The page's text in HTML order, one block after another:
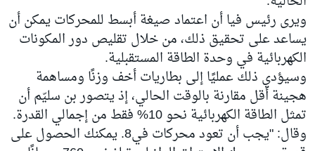
ويرى رئيس فيا أن اعتماد صيغة أبسط للمحركات يمكن أن
يساعد على تحقيق ذلك، من خلال تقليص دور المكونات
الكهربائية في وحدة الطاقة المستقبلية.
وسيؤدي ذلك عمليًا إلى بطاريات أخف وزنًا ومساهمة
هجينة أقل مقارنة بالوقت الحالي، إذ يتصور بن سليّم أن
تمثل الطاقة الكهربائية نحو 10% فقط من إجمالي القدرة.
وقال: "يجب أن تعود محركات في8. يمكنك الحصول على